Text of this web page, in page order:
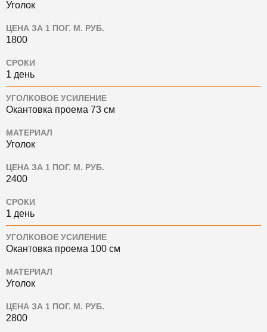
Уголок
ЦЕНА ЗА 1 ПОГ. М. РУБ.
1800
СРОКИ
1 день
УГОЛКОВОЕ УСИЛЕНИЕ
Окантовка проема 73 см
МАТЕРИАЛ
Уголок
ЦЕНА ЗА 1 ПОГ. М. РУБ.
2400
СРОКИ
1 день
УГОЛКОВОЕ УСИЛЕНИЕ
Окантовка проема 100 см
МАТЕРИАЛ
Уголок
ЦЕНА ЗА 1 ПОГ. М. РУБ.
2800